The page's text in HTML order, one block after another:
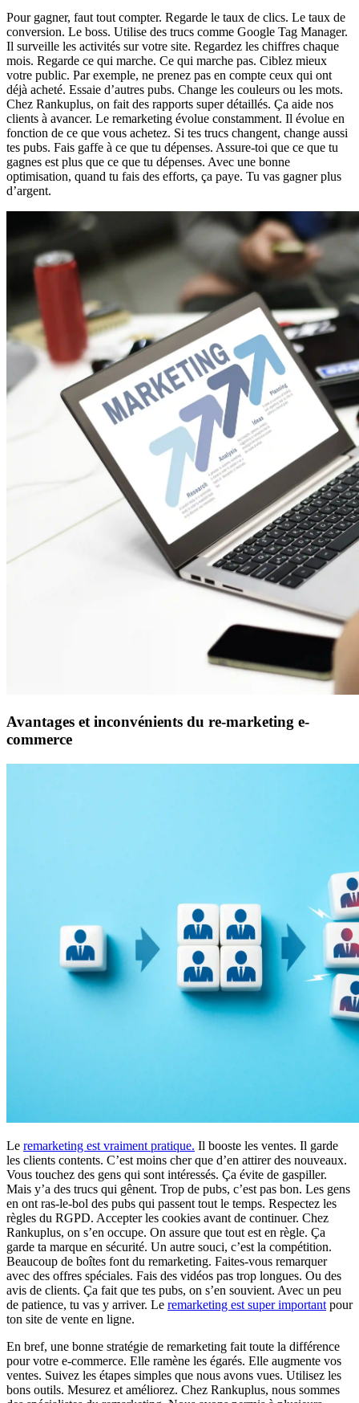
Pour gagner, faut tout compter. Regarde le taux de clics. Le taux de
conversion. Le boss. Utilise des trucs comme Google Tag Manager.
Il surveille les activités sur votre site. Regardez les chiffres chaque
mois. Regarde ce qui marche. Ce qui marche pas. Ciblez mieux
votre public. Par exemple, ne prenez pas en compte ceux qui ont
déjà acheté. Essaie d’autres pubs. Change les couleurs ou les mots.
Chez Rankuplus, on fait des rapports super détaillés. Ça aide nos
clients à avancer. Le remarketing évolue constamment. Il évolue en
fonction de ce que vous achetez. Si tes trucs changent, change aussi
tes pubs. Fais gaffe à ce que tu dépenses. Assure-toi que ce que tu
gagnes est plus que ce que tu dépenses. Avec une bonne
optimisation, quand tu fais des efforts, ça paye. Tu vas gagner plus
d’argent.
Avantages et inconvénients du re-marketing e-
commerce
Le remarketing est vraiment pratique. Il booste les ventes. Il garde
les clients contents. C’est moins cher que d’en attirer des nouveaux.
Vous touchez des gens qui sont intéressés. Ça évite de gaspiller.
Mais y’a des trucs qui gênent. Trop de pubs, c’est pas bon. Les gens
en ont ras-le-bol des pubs qui passent tout le temps. Respectez les
règles du RGPD. Accepter les cookies avant de continuer. Chez
Rankuplus, on s’en occupe. On assure que tout est en règle. Ça
garde ta marque en sécurité. Un autre souci, c’est la compétition.
Beaucoup de boîtes font du remarketing. Faites-vous remarquer
avec des offres spéciales. Fais des vidéos pas trop longues. Ou des
avis de clients. Ça fait que tes pubs, on s’en souvient. Avec un peu
de patience, tu vas y arriver. Le remarketing est super important pour
ton site de vente en ligne.
En bref, une bonne stratégie de remarketing fait toute la différence
pour votre e-commerce. Elle ramène les égarés. Elle augmente vos
ventes. Suivez les étapes simples que nous avons vues. Utilisez les
bons outils. Mesurez et améliorez. Chez Rankuplus, nous sommes